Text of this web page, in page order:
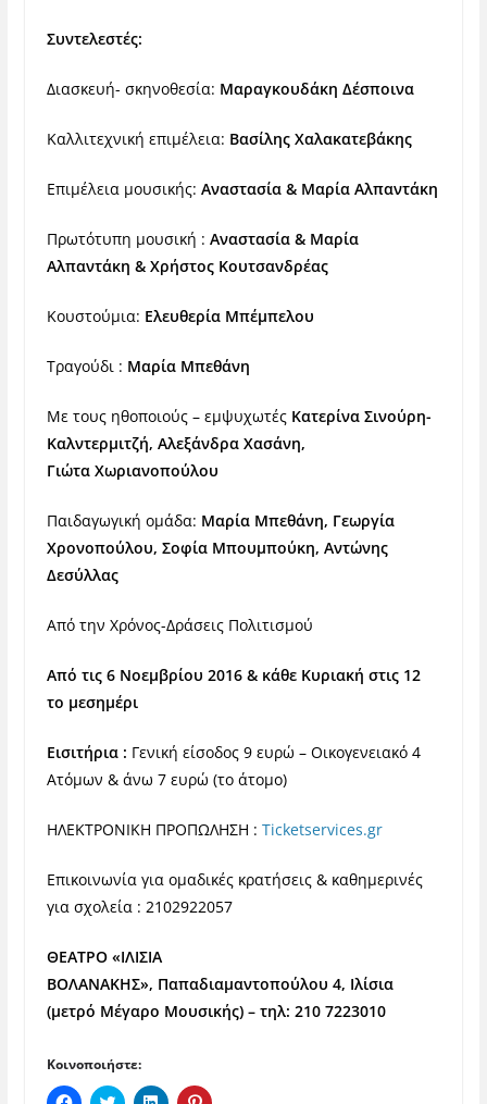
Συντελεστές:
Διασκευή- σκηνοθεσία: Μαραγκουδάκη Δέσποινα
Καλλιτεχνική επιμέλεια: Βασίλης Χαλακατεβάκης
Επιμέλεια μουσικής: Αναστασία & Μαρία Αλπαντάκη
Πρωτότυπη μουσική : Αναστασία & Μαρία
Αλπαντάκη & Χρήστος Κουτσανδρέας
Κουστούμια: Ελευθερία Μπέμπελου
Τραγούδι : Μαρία Μπεθάνη
Με τους ηθοποιούς – εμψυχωτές Κατερίνα Σινούρη-
Καλντερμιτζή, Αλεξάνδρα Χασάνη,
Γιώτα Χωριανοπούλου
Παιδαγωγική ομάδα: Μαρία Μπεθάνη, Γεωργία
Χρονοπούλου, Σοφία Μπουμπούκη, Αντώνης
Δεσύλλας
Από την Χρόνος-Δράσεις Πολιτισμού
Από τις 6 Νοεμβρίου 2016 & κάθε Κυριακή στις 12
το μεσημέρι
Εισιτήρια : Γενική είσοδος 9 ευρώ – Οικογενειακό 4
Ατόμων & άνω 7 ευρώ (το άτομο)
ΗΛΕΚΤΡΟΝΙΚΗ ΠΡΟΠΩΛΗΣΗ : Ticketservices.gr
Επικοινωνία για ομαδικές κρατήσεις & καθημερινές
για σχολεία : 2102922057
ΘΕΑΤΡΟ «ΙΛΙΣΙΑ
ΒΟΛΑΝΑΚΗΣ», Παπαδιαμαντοπούλου 4, Ιλίσια
(μετρό Μέγαρο Μουσικής) – τηλ: 210 7223010
Κοινοποιήστε:
Π Κ Κ Κ